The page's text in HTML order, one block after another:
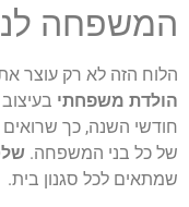
המשפחה
הלוח הזה לא רק עוצר
הולדת משפחתי
חודשי השנה, כך
של כל בני המשפחה.
שמתאים לכל סגנון בית.